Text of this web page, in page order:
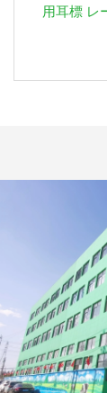
用耳標 レ